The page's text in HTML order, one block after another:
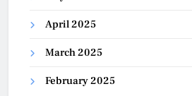
April 2025
March 2025
February 2025